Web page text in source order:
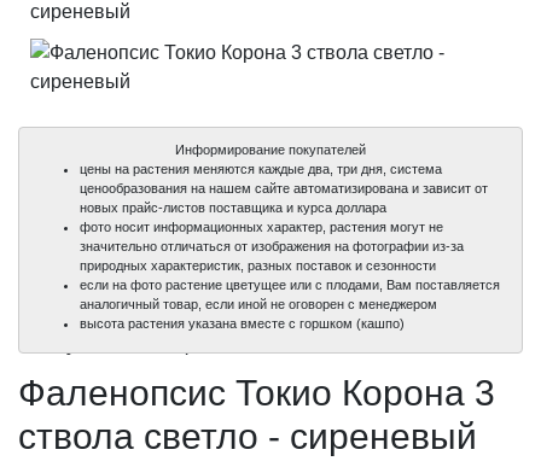
100%
100%
Информирование покупателей
цены на растения меняются каждые два, три дня, система
ценообразования на нашем сайте автоматизирована и зависит от
новых прайс-листов поставщика и курса доллара
фото носит информационных характер, растения могут не
значительно отличаться от изображения на фотографии из-за
природных характеристик, разных поставок и сезонности
если на фото растение цветущее или с плодами, Вам поставляется
аналогичный товар, если иной не оговорен с менеджером
высота растения указана вместе с горшком (кашпо)
Фаленопсис Токио Корона 3
ствола светло - сиреневый